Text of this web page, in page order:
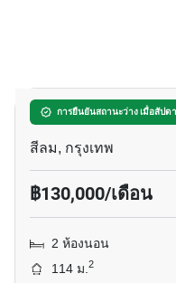
การยืนยันสถานะว่าง เมื่อสัปด
ศาลาแดง วัน
สีลม, กรุงเทพ
฿130,000/เดือน
2 ห้องนอน
114 ม.2